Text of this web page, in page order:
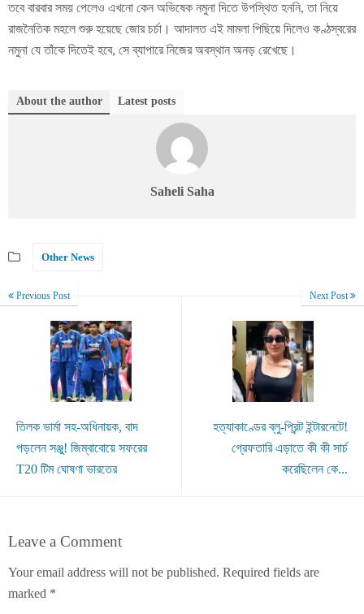
তবে বারবার সময় পেলেও এখনো কেন অভিষেক নমুনা দিতে উপস্থিত হননি, তা নিয়ে
রাজনৈতিক মহলে শুরু হয়েছে জোর চর্চা। আদালত এই মামলা পিছিয়ে দিলেও কণ্ঠস্বরের
নমুনা যে তাঁকে দিতেই হবে, সে ব্যাপারে নিজের অবস্থান অনড় রেখেছে।
About the author Latest posts
Saheli Saha
Other News
Previous Post
তিলক ভার্মা সহ-অধিনায়ক, বাদ
পড়লেন সঞ্জু! জিম্বাবোয়ে সফরের
T20 টিম ঘোষণা ভারতের
Next Post
হত্যাকাণ্ডের ব্লু-প্রিন্ট ইন্টারনেটে!
গ্রেফতারি এড়াতে কী কী সার্চ
করেছিলেন কে...
Leave a Comment
Your email address will not be published. Required fields are
marked *